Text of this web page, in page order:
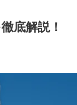
底解説！